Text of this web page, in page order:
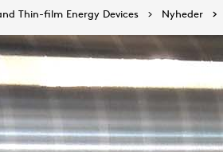
Thin-film Energy Devices Nyheder